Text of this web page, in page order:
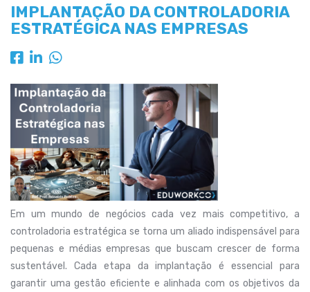
IMPLANTAÇÃO DA CONTROLADORIA
ESTRATÉGICA NAS EMPRESAS
Em um mundo de negócios cada vez mais competitivo, a
controladoria estratégica se torna um aliado indispensável para
pequenas e médias empresas que buscam crescer de forma
sustentável. Cada etapa da implantação é essencial para
garantir uma gestão eficiente e alinhada com os objetivos da